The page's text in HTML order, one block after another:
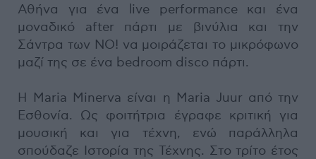
Αθήνα για ένα live performance και ένα
μοναδικό after πάρτι με βινύλια και την
Σάντρα των ΝΟ! να μοιράζεται το μικρόφωνο
μαζί της σε ένα bedroom disco πάρτι.
Η Maria Minerva είναι η Μaria Juur από την
Εσθονία. Ως φοιτήτρια έγραφε κριτική για
μουσική και για τέχνη, ενώ παράλληλα
σπούδαζε Ιστορία της Τέχνης. Στο τρίτο έτος